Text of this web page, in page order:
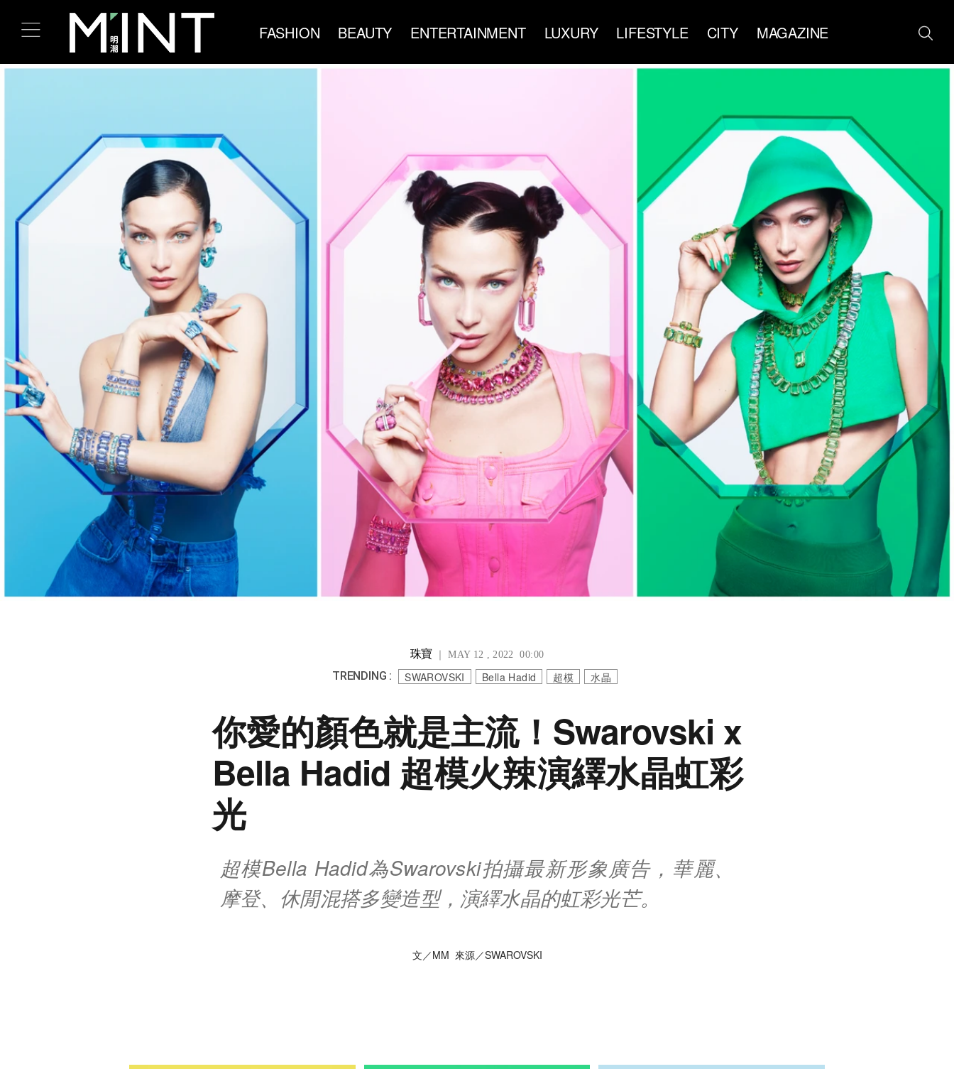
FASHION BEAUTY ENTERTAINMENT LUXURY LIFESTYLE CITY MAGAZINE
珠寶 ｜ MAY 12 , 2022 00:00
TRENDING : SWAROVSKI Bella Hadid 超模 水晶
你愛的顏色就是主流！Swarovski x
Bella Hadid 超模火辣演繹水晶虹彩
光
超模Bella Hadid為Swarovski拍攝最新形象廣告，華麗、
摩登、休閒混搭多變造型，演繹水晶的虹彩光芒。
文／MM 來源／SWAROVSKI